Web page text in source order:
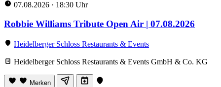
07.08.2026 · 18:30 Uhr
Robbie Williams Tribute Open Air | 07.08.2026
Heidelberger Schloss Restaurants & Events
Heidelberger Schloss Restaurants & Events GmbH & Co. KG
Merken